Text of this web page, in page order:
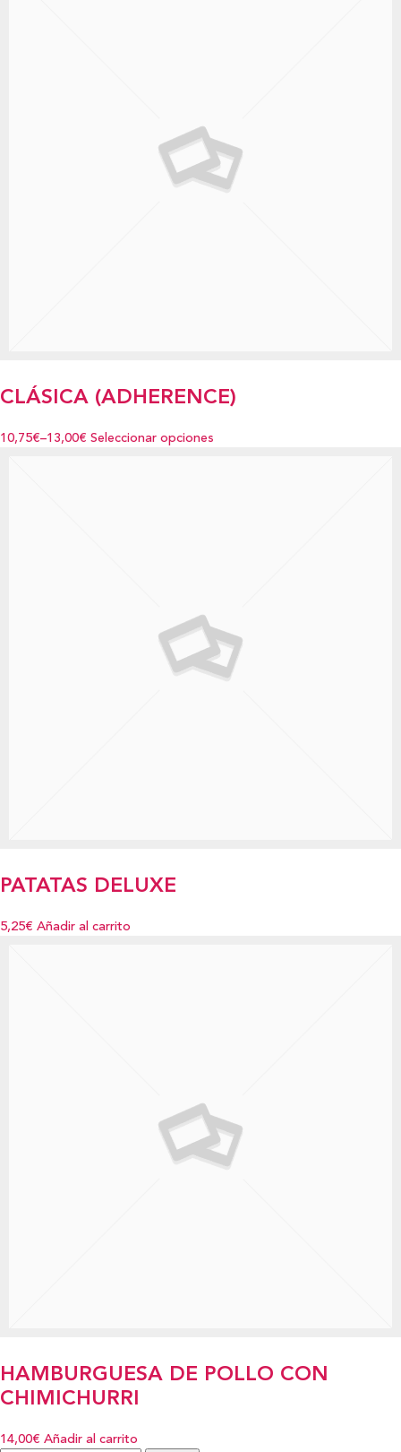
CLÁSICA (ADHERENCE)
10,75€–13,00€ Seleccionar opciones
PATATAS DELUXE
5,25€ Añadir al carrito
HAMBURGUESA DE POLLO CON
CHIMICHURRI
14,00€ Añadir al carrito